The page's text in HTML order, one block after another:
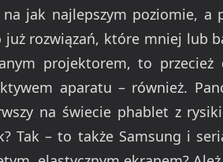
jak najlepszym poziomie, a
rozwiązań, które mniej lub
projektorem, to przecież
aparatu – również.
na świecie phablet z
Tak – to także Samsung i